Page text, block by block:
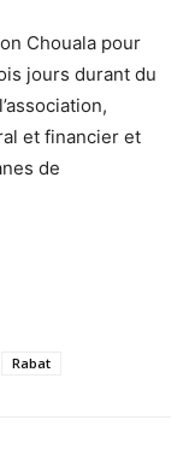
Chouala pour
jours durant du
et financier et
de
Rabat